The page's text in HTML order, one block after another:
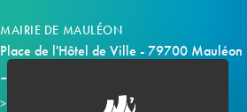
MAIRIE DE MAULÉON
Place de l'Hôtel de Ville - 79700 Mauléon
Horaires d'ouverture